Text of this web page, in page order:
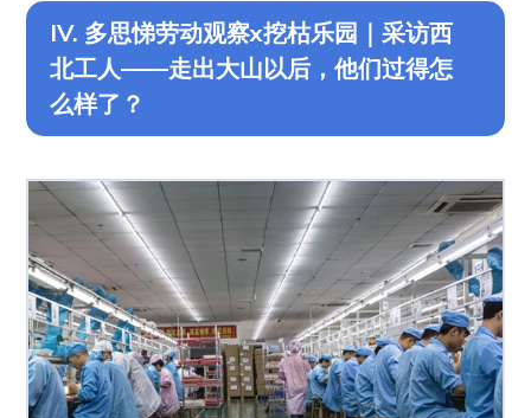
IV. 多思悌劳动观察x挖枯乐园｜采访西
北工人——走出大山以后，他们过得怎
么样了？